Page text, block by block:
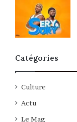
Catégories
Culture
Actu
Le Mag